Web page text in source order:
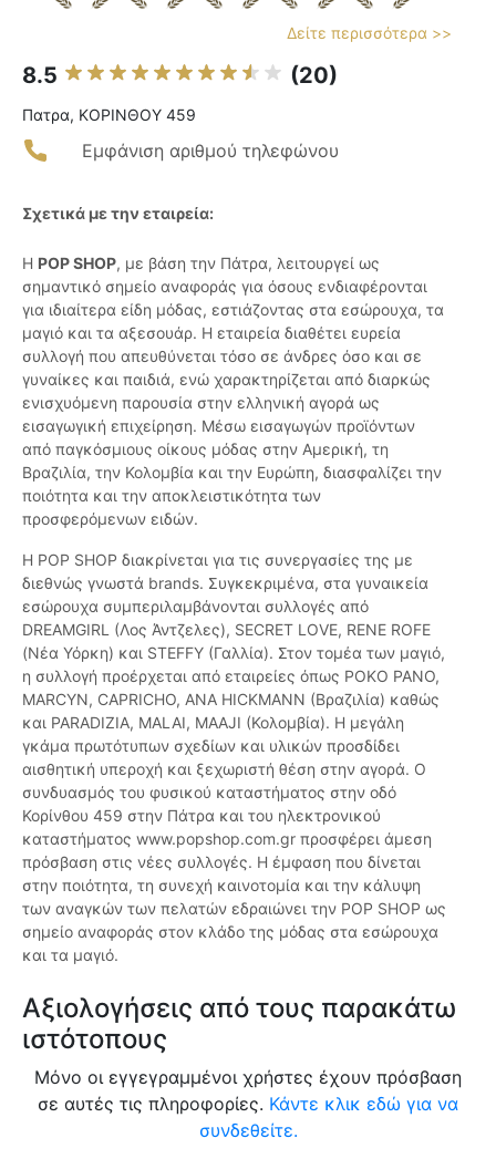
Δείτε περισσότερα >>
8.5 (20)
Πατρα, ΚΟΡΙΝΘΟΥ 459
Εμφάνιση αριθμού τηλεφώνου
Σχετικά με την εταιρεία:
Η POP SHOP, με βάση την Πάτρα, λειτουργεί ως
σημαντικό σημείο αναφοράς για όσους ενδιαφέρονται
για ιδιαίτερα είδη μόδας, εστιάζοντας στα εσώρουχα, τα
μαγιό και τα αξεσουάρ. Η εταιρεία διαθέτει ευρεία
συλλογή που απευθύνεται τόσο σε άνδρες όσο και σε
γυναίκες και παιδιά, ενώ χαρακτηρίζεται από διαρκώς
ενισχυόμενη παρουσία στην ελληνική αγορά ως
εισαγωγική επιχείρηση. Μέσω εισαγωγών προϊόντων
από παγκόσμιους οίκους μόδας στην Αμερική, τη
Βραζιλία, την Κολομβία και την Ευρώπη, διασφαλίζει την
ποιότητα και την αποκλειστικότητα των
προσφερόμενων ειδών.
Η POP SHOP διακρίνεται για τις συνεργασίες της με
διεθνώς γνωστά brands. Συγκεκριμένα, στα γυναικεία
εσώρουχα συμπεριλαμβάνονται συλλογές από
DREAMGIRL (Λος Άντζελες), SECRET LOVE, RENE ROFE
(Νέα Υόρκη) και STEFFY (Γαλλία). Στον τομέα των μαγιό,
η συλλογή προέρχεται από εταιρείες όπως POKO PANO,
MARCYN, CAPRICHO, ANA HICKMANN (Βραζιλία) καθώς
και PARADIZIA, MALAI, MAAJI (Κολομβία). Η μεγάλη
γκάμα πρωτότυπων σχεδίων και υλικών προσδίδει
αισθητική υπεροχή και ξεχωριστή θέση στην αγορά. Ο
συνδυασμός του φυσικού καταστήματος στην οδό
Κορίνθου 459 στην Πάτρα και του ηλεκτρονικού
καταστήματος www.popshop.com.gr προσφέρει άμεση
πρόσβαση στις νέες συλλογές. Η έμφαση που δίνεται
στην ποιότητα, τη συνεχή καινοτομία και την κάλυψη
των αναγκών των πελατών εδραιώνει την POP SHOP ως
σημείο αναφοράς στον κλάδο της μόδας στα εσώρουχα
και τα μαγιό.
Αξιολογήσεις από τους παρακάτω
ιστότοπους
Μόνο οι εγγεγραμμένοι χρήστες έχουν πρόσβαση
σε αυτές τις πληροφορίες. Κάντε κλικ εδώ για να
συνδεθείτε.